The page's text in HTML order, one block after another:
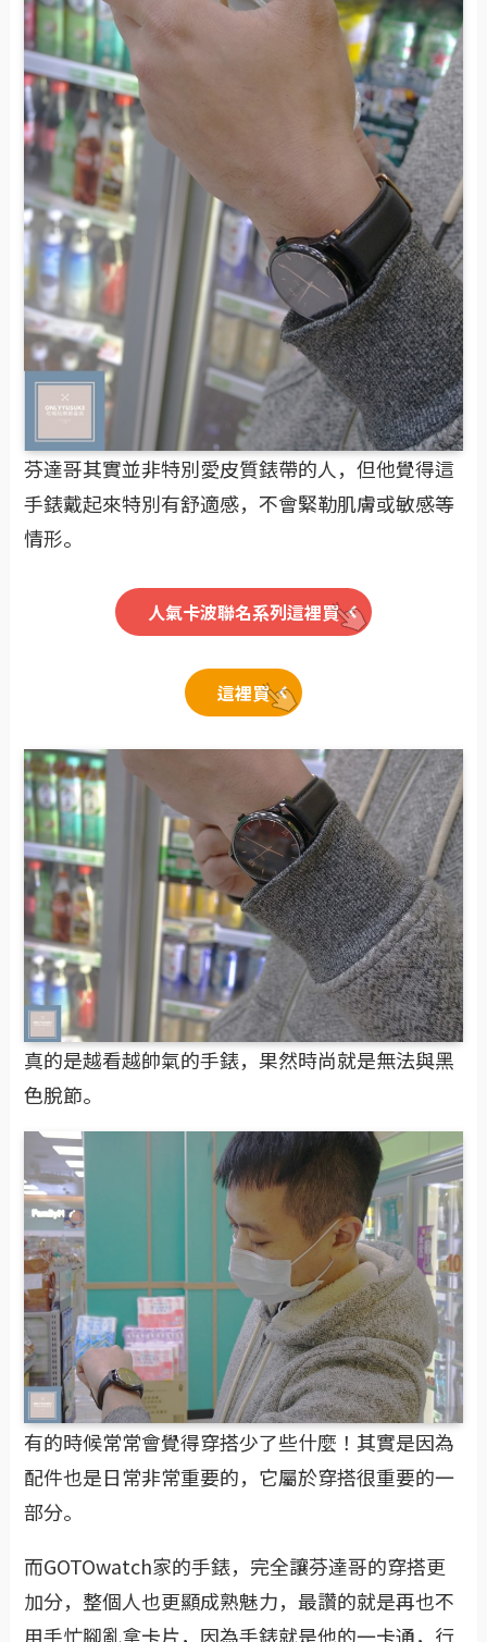
芬達哥其實並非特別愛皮質錶帶的人，但他覺得這
手錶戴起來特別有舒適感，不會緊勒肌膚或敏感等
情形。
人氣卡波聯名系列這裡買
這裡買
真的是越看越帥氣的手錶，果然時尚就是無法與黑
色脫節。
有的時候常常會覺得穿搭少了些什麼！其實是因為
配件也是日常非常重要的，它屬於穿搭很重要的一
部分。
而GOTOwatch家的手錶，完全讓芬達哥的穿搭更
加分，整個人也更顯成熟魅力，最讚的就是再也不
用手忙腳亂拿卡片，因為手錶就是他的一卡通，行